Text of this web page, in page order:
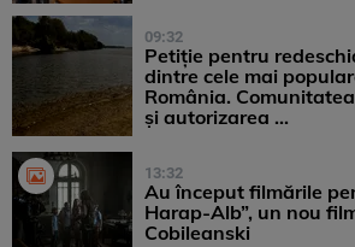
09:32
Petiție pentru
dintre cele mai
România.
și autorizarea ...
13:32
Au început filmările
Harap-Alb”, un nou
Cobileanski